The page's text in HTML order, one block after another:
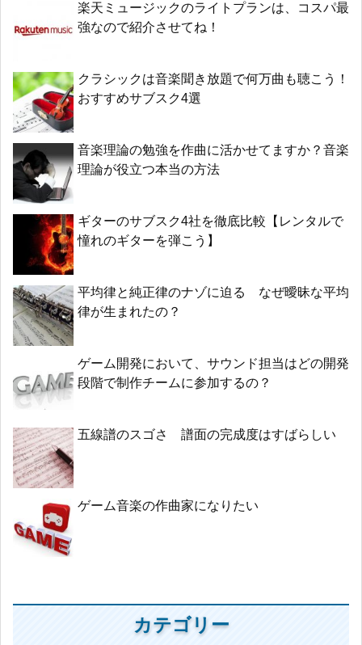
楽天ミュージックのライトプランは、コスパ最
強なので紹介させてね！
クラシックは音楽聞き放題で何万曲も聴こう！
おすすめサブスク4選
音楽理論の勉強を作曲に活かせてますか？音楽
理論が役立つ本当の方法
ギターのサブスク4社を徹底比較【レンタルで
憧れのギターを弾こう】
平均律と純正律のナゾに迫る なぜ曖昧な平均
律が生まれたの？
ゲーム開発において、サウンド担当はどの開発
段階で制作チームに参加するの？
五線譜のスゴさ 譜面の完成度はすばらしい
ゲーム音楽の作曲家になりたい
カテゴリー